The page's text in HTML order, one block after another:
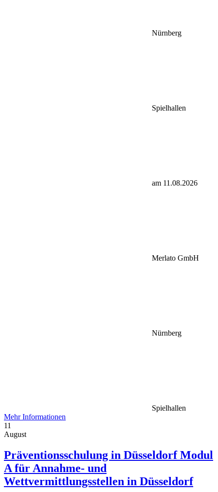
Nürnberg
Spielhallen
am 11.08.2026
Merlato GmbH
Nürnberg
Spielhallen
Mehr Informationen
11
August
Präventionsschulung in Düsseldorf Modul
A für Annahme- und
Wettvermittlungsstellen in Düsseldorf